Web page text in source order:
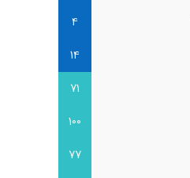
4
14
71
100
77